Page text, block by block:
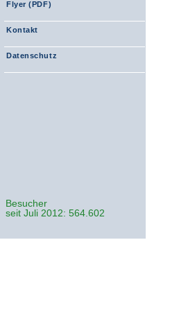
Flyer (PDF)
Kontakt
Datenschutz
Besucher
seit Juli 2012: 564.602